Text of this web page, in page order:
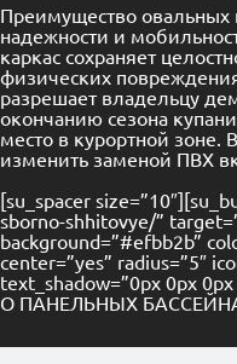
Преимущество овальных
надежности и
каркас сохраняет
физических
разрешает владельцу
окончанию сезона
место в курортной зоне.
изменить заменой ПВХ
[su_spacer
sborno-shhitovye/”
background=”#efbb2b”
center=”yes” radius=”5″
text_shadow=”0px 0px
О ПАНЕЛЬНЫХ